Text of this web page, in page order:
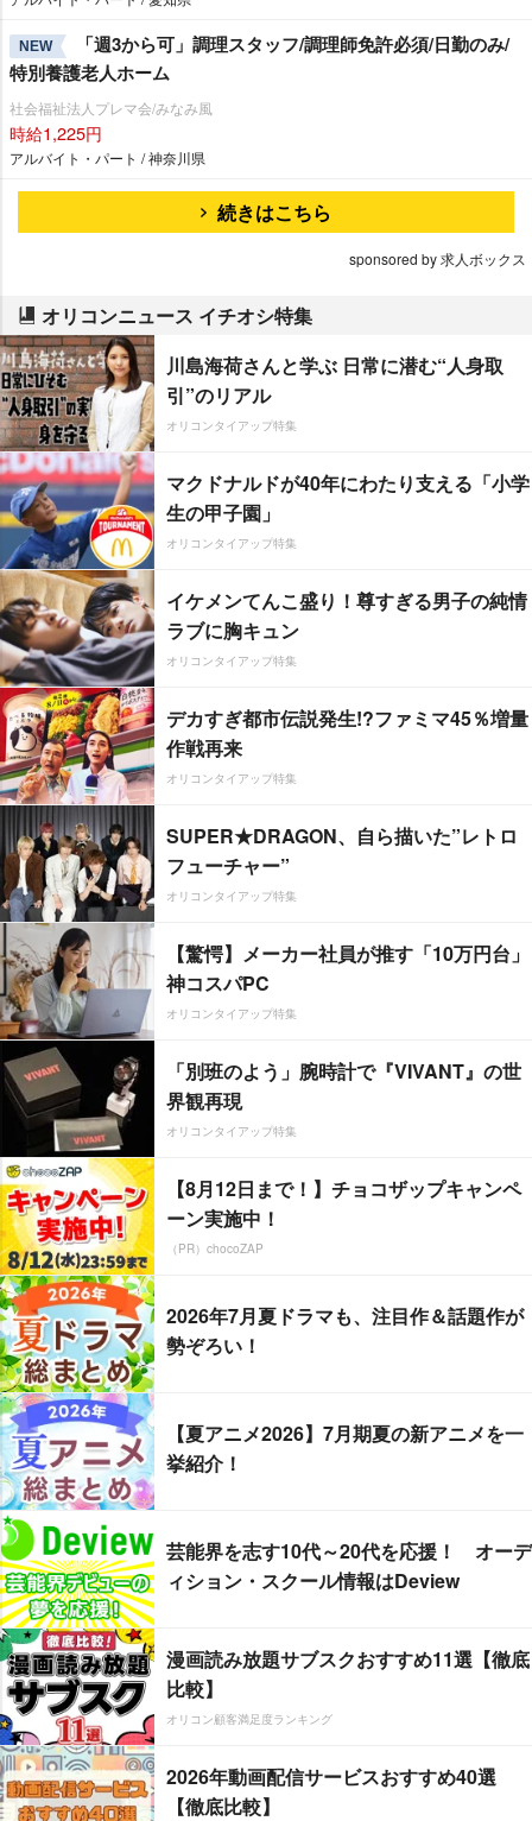
NEW
「週3から可」調理スタッフ/調理師免許必須/日勤のみ/
特別養護老人ホーム
社会福祉法人プレマ会/みなみ風
時給1,225円
アルバイト・パート / 神奈川県
続きはこちら
sponsored by 求人ボックス
オリコンニュース イチオシ特集
川島海荷さんと学ぶ 日常に潜む“人身取
引”のリアル
オリコンタイアップ特集
マクドナルドが40年にわたり支える「小学
生の甲子園」
オリコンタイアップ特集
イケメンてんこ盛り！尊すぎる男子の純情
ラブに胸キュン
オリコンタイアップ特集
デカすぎ都市伝説発生!?ファミマ45％増量
作戦再来
オリコンタイアップ特集
SUPER★DRAGON、自ら描いた”レトロ
フューチャー”
オリコンタイアップ特集
【驚愕】メーカー社員が推す「10万円台」
神コスパPC
オリコンタイアップ特集
「別班のよう」腕時計で『VIVANT』の世
界観再現
オリコンタイアップ特集
【8月12日まで！】チョコザップキャンペ
ーン実施中！
（PR）chocoZAP
2026年7月夏ドラマも、注目作＆話題作が
勢ぞろい！
【夏アニメ2026】7月期夏の新アニメを一
挙紹介！
芸能界を志す10代～20代を応援！ オーデ
ィション・スクール情報はDeview
漫画読み放題サブスクおすすめ11選【徹底
比較】
オリコン顧客満足度ランキング
2026年動画配信サービスおすすめ40選
【徹底比較】